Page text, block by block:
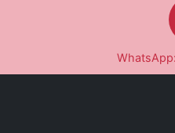
WhatsApp: